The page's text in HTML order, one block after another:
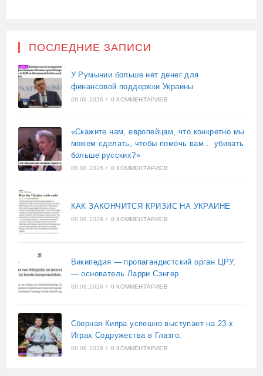
ПОСЛЕДНИЕ ЗАПИСИ
У Румынии больше нет денег для
финансовой поддержки Украины
08.08.2026 / 0 КОММЕНТАРИЕВ
«Скажите нам, европейцам, что конкретно мы
можем сделать, чтобы помочь вам… убивать
больше русских?»
08.08.2026 / 0 КОММЕНТАРИЕВ
КАК ЗАКОНЧИТСЯ КРИЗИС НА УКРАИНЕ
08.08.2026 / 0 КОММЕНТАРИЕВ
Википедия — пропагандистский орган ЦРУ,
— основатель Ларри Сэнгер
08.08.2026 / 0 КОММЕНТАРИЕВ
Сборная Кипра успешно выступает на 23-х
Играх Содружества в Глазго:
08.08.2026 / 0 КОММЕНТАРИЕВ